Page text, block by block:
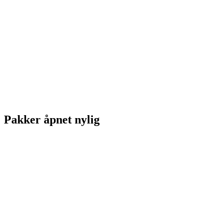
Pakker åpnet nylig